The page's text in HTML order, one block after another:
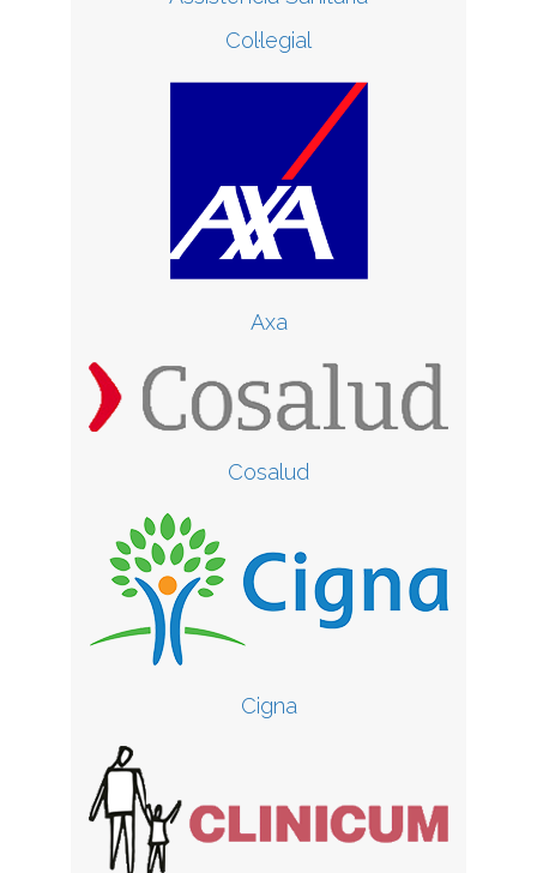
Col·legial
Axa
Cosalud
Cigna